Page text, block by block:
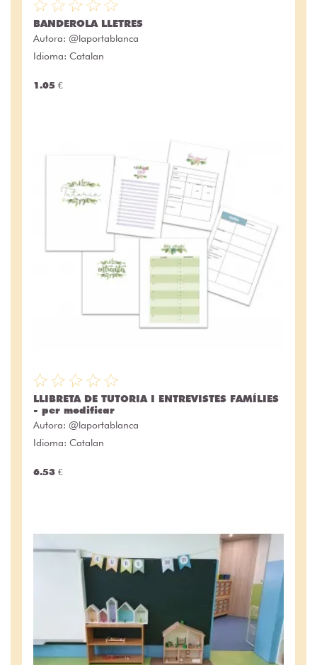
BANDEROLA LLETRES
Autora: @laportablanca
Idioma: Catalan
1.05 €
LLIBRETA DE TUTORIA I ENTREVISTES FAMÍLIES
- per modificar
Autora: @laportablanca
Idioma: Catalan
6.53 €